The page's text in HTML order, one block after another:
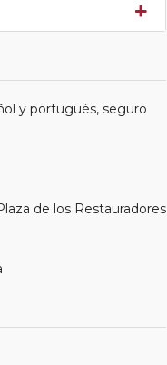
y portugués, seguro
de los Restauradores